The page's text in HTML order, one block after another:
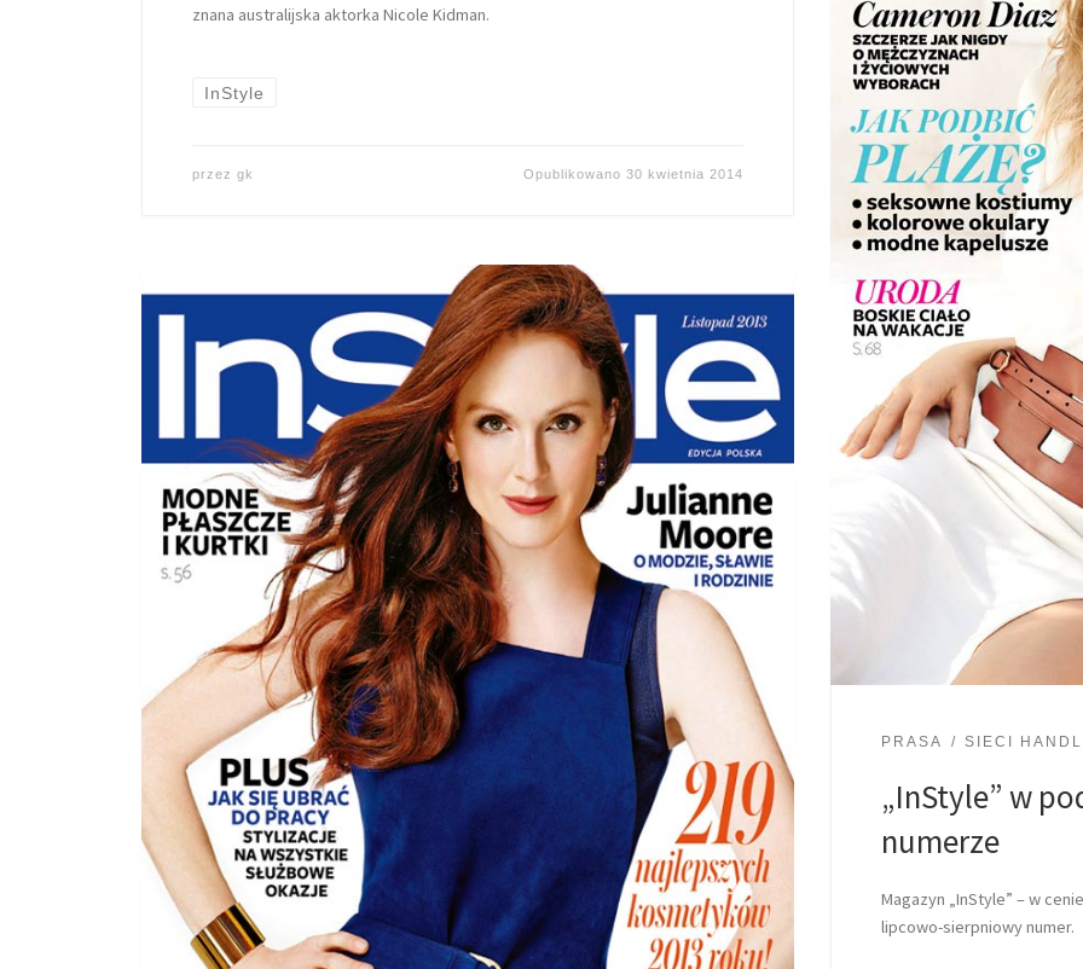
PRASA SIECI
„InStyle” w
numerze
Magazyn „InStyle” – w
lipcowo-sierpniowy numer.
znana australijska aktorka Nicole Kidman.
InStyle
przez gk Opublikowano 30 kwietnia 2014